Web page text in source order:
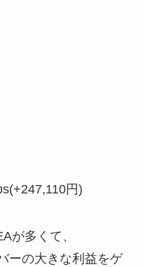
円)
が多くて、
ーの大きな利益をゲ